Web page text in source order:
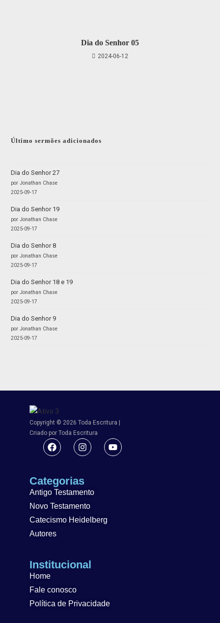
Dia do Senhor 05
2024-06-12
Último sermões adicionados
Dia do Senhor 27
por Jonathan Chase
2025-09-17
Dia do Senhor 19
por Jonathan Chase
2025-09-17
Dia do Senhor 8
por Jonathan Chase
2025-09-17
Dia do Senhor 18 e 19
por Jonathan Chase
2025-09-17
Dia do Senhor 9
por Jonathan Chase
2025-09-17
Copyright © 2026 Toda Escritura |
Criado por Toda Escritura
Categorias
Antigo Testamento
Novo Testamento
Catecismo Heidelberg
Autores
Institucional
Home
Fale conosco
Política de Privacidade